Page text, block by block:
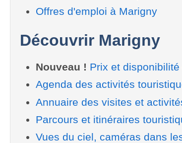
Offres d'emploi à Marigny
Découvrir Marigny
Nouveau ! Prix et
Agenda des activités
Annuaire des visites et
Parcours et itinéraires
Vues du ciel, caméras dans